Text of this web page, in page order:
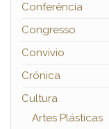
Conferência
Congresso
Convívio
Crónica
Cultura
Artes Plásticas